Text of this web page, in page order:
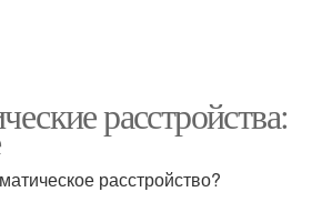
расстройства:
расстройство?